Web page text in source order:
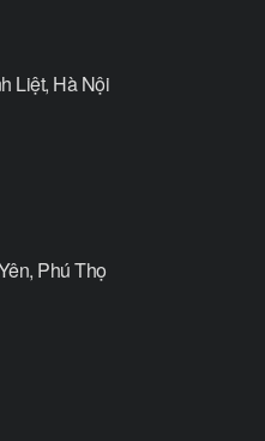
Liệt, Hà Nội
Phú Thọ